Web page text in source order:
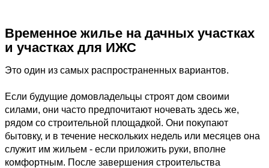
Временное жилье на дачных участках
и участках для ИЖС
Это один из самых распространенных вариантов.
Если будущие домовладельцы строят дом своими
силами, они часто предпочитают ночевать здесь же,
рядом со строительной площадкой. Они покупают
бытовку, и в течение нескольких недель или месяцев она
служит им жильем - если приложить руки, вполне
комфортным. После завершения строительства